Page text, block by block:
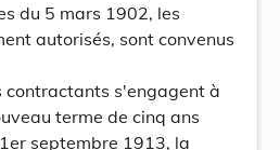
du 5 mars 1902, les
autorisés, sont convenus
s'engagent à
terme de cinq ans
septembre 1913, la